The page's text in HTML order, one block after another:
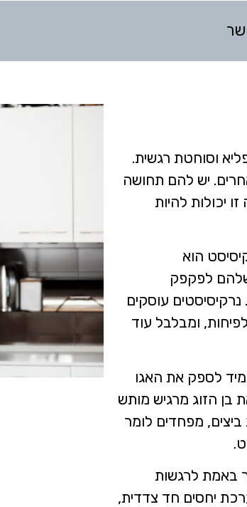
וסוחטת רגשית.
יש להם תחושה
יכולות להיות
הוא
שלהם לפקפק
עוסקים
ומבלבל עוד
לספק את האגו
הזוג מרגיש מותש
מפחדים לומר
באמת לרגשות
יחסים חד צדדית,